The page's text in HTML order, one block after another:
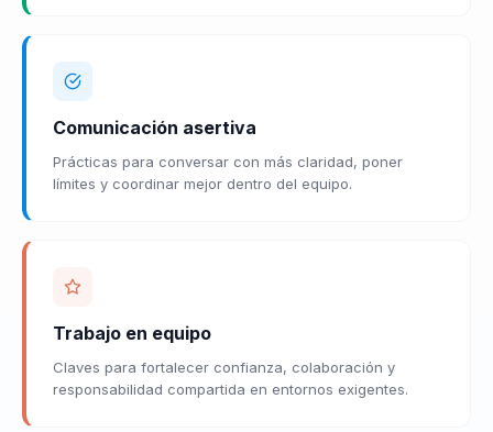
Comunicación asertiva
Prácticas para conversar con más claridad, poner
límites y coordinar mejor dentro del equipo.
Trabajo en equipo
Claves para fortalecer confianza, colaboración y
responsabilidad compartida en entornos exigentes.